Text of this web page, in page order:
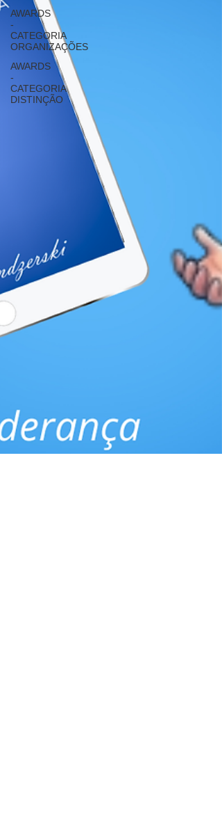
AWARDS
-
CATEGORIA
ORGANIZAÇÕES
AWARDS
-
CATEGORIA
DISTINÇÃO